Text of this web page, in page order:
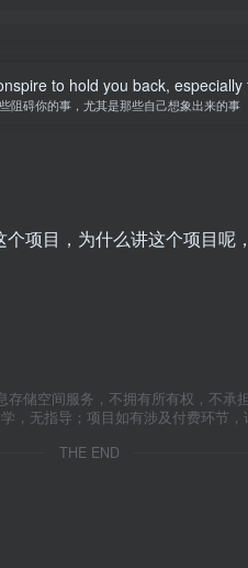
to hold you back,
阻碍你的事，尤其是那些自己想象出来的事
项目，为什么讲这个项目
储空间服务，不拥有所有权，不承
无指导；项目如有涉及付费环节，
THE END